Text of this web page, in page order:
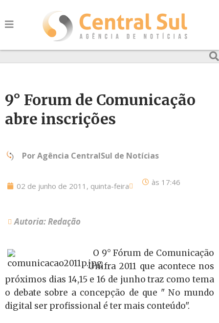
9° Forum de Comunicação
abre inscrições
PorAgência CentralSul de Notícias
02 de junho de 2011, quinta-feira às 17:46
Autoria: Redação
O 9° Fórum de Comunicação
Unifra 2011 que acontece nos
próximos dias 14,15 e 16 de junho traz como tema
o debate sobre a concepção de que " No mundo
digital ser profissional é ter mais conteúdo".